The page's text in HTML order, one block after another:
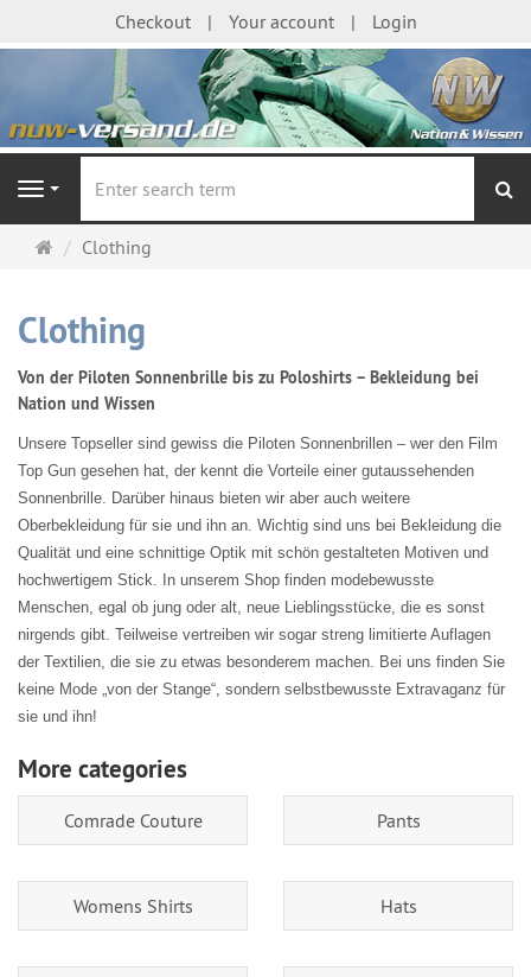
Checkout Your account Login
Navigation
MainClothing
Clothing
Von der Piloten Sonnenbrille bis zu Poloshirts – Bekleidung bei
Nation und Wissen
Unsere Topseller sind gewiss die Piloten Sonnenbrillen – wer den Film
Top Gun gesehen hat, der kennt die Vorteile einer gutaussehenden
Sonnenbrille. Darüber hinaus bieten wir aber auch weitere
Oberbekleidung für sie und ihn an. Wichtig sind uns bei Bekleidung die
Qualität und eine schnittige Optik mit schön gestalteten Motiven und
hochwertigem Stick. In unserem Shop finden modebewusste
Menschen, egal ob jung oder alt, neue Lieblingsstücke, die es sonst
nirgends gibt. Teilweise vertreiben wir sogar streng limitierte Auflagen
der Textilien, die sie zu etwas besonderem machen. Bei uns finden Sie
keine Mode „von der Stange“, sondern selbstbewusste Extravaganz für
sie und ihn!
More categories
Comrade Couture Pants
Womens Shirts Hats